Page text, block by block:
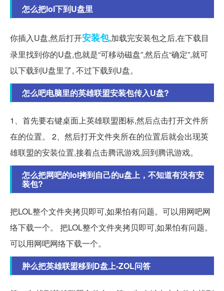
怎么把lol下到U盘里
你插入U盘,然后打开安装包,加载完安装包之后,在下载目
录里找到你的U盘,也就是“可移动磁盘”,然后点“确定”,就可
以下载到U盘里了, 不过下载到U盘。
怎么吧电脑里的英雄联盟安装包传入U盘?
1、首先要右键桌面上英雄联盟图标,然后点击打开文件所
在的位置。 2、然后打开文件夹所在的位置后就会出现英
雄联盟的安装位置,接着点击腾讯游戏,回到腾讯游戏。
怎么把网吧的lol拷到自己的u盘上，不知道有没有安
装包?
把LOL整个文件夹拷贝即可,如果怕有问题。可以用网吧网
络下载一个。 把LOL整个文件夹拷贝即可,如果怕有问题。
可以用网吧网络下载一个。
肿么把英雄联盟移到D盘上-ZOL问答